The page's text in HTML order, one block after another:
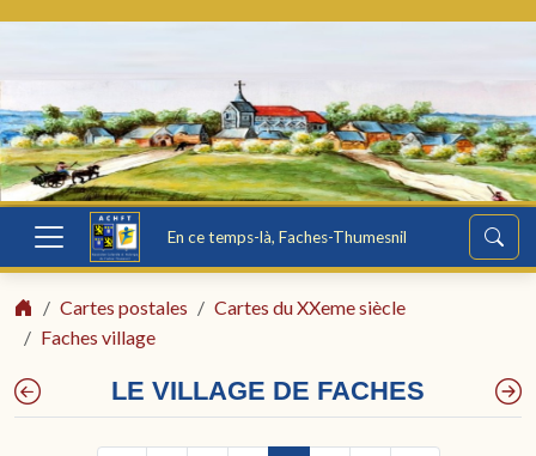
En ce temps-là, Faches-Thumesnil
Cartes postales
Cartes du XXeme siècle
Faches village
LE VILLAGE DE FACHES